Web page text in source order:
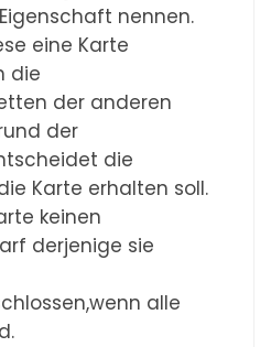
nennen.
eine Karte
die
der anderen
der
die
Karte erhalten soll.
keinen
derjenige sie
alle